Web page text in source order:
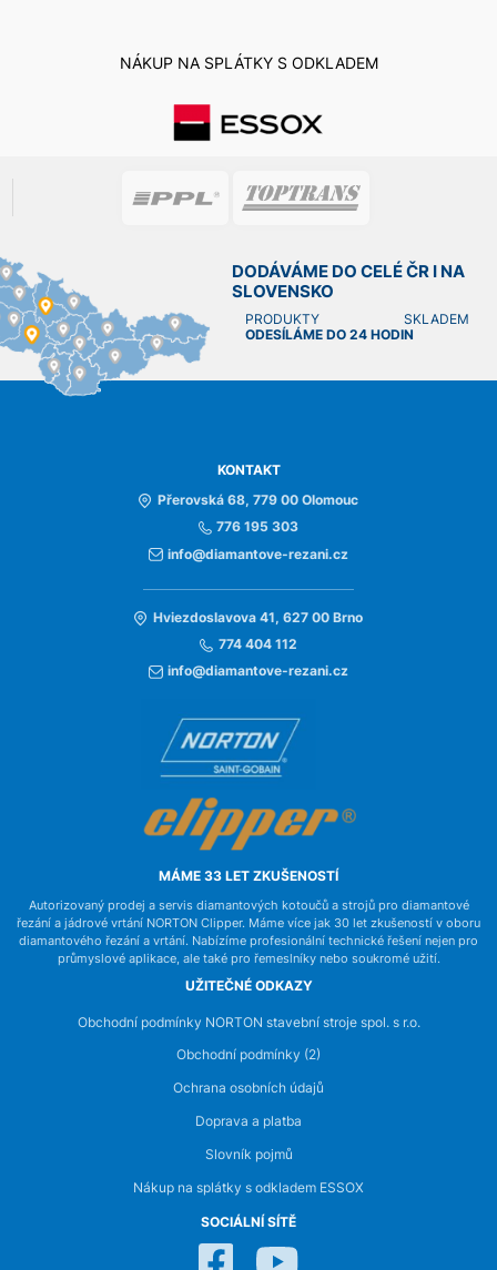
NÁKUP NA SPLÁTKY S ODKLADEM
DODÁVÁME DO CELÉ ČR I NA
SLOVENSKO
PRODUKTY SKLADEM
ODESÍLÁME DO 24 HODIN
KONTAKT
Přerovská 68, 779 00 Olomouc
776 195 303
info@diamantove-rezani.cz
Hviezdoslavova 41, 627 00 Brno
774 404 112
info@diamantove-rezani.cz
MÁME 33 LET ZKUŠENOSTÍ
Autorizovaný prodej a servis diamantových kotoučů a strojů pro diamantové
řezání a jádrové vrtání NORTON Clipper. Máme více jak 30 let zkušeností v oboru
diamantového řezání a vrtání. Nabízíme profesionální technické řešení nejen pro
průmyslové aplikace, ale také pro řemeslníky nebo soukromé užití.
UŽITEČNÉ ODKAZY
Obchodní podmínky NORTON stavební stroje spol. s r.o.
Obchodní podmínky (2)
Ochrana osobních údajů
Doprava a platba
Slovník pojmů
Nákup na splátky s odkladem ESSOX
SOCIÁLNÍ SÍTĚ